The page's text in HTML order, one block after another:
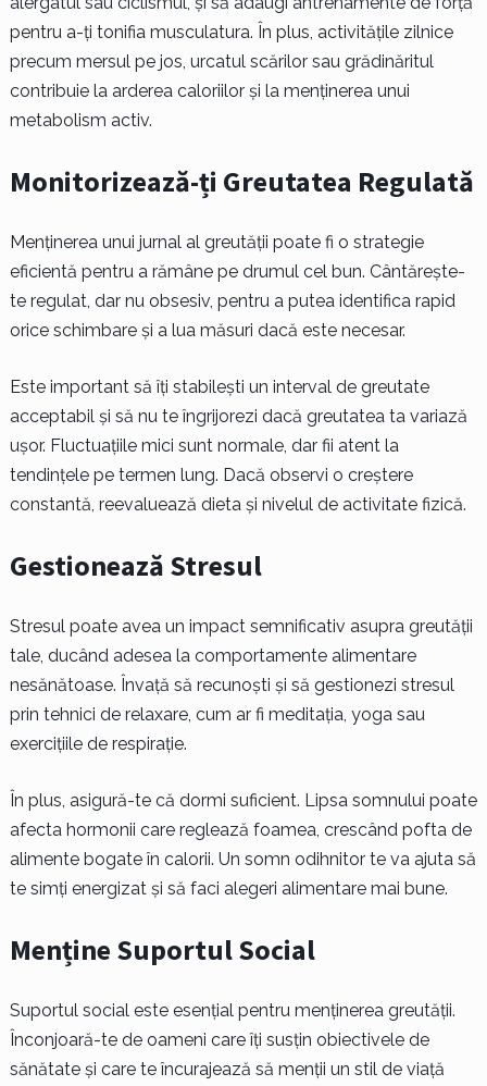
pentru a-ți tonifia musculatura. În plus, activitățile zilnice
precum mersul pe jos, urcatul scărilor sau grădinăritul
contribuie la arderea caloriilor și la menținerea unui
metabolism activ.
Monitorizează-ți Greutatea Regulată
Menținerea unui jurnal al greutății poate fi o strategie
eficientă pentru a rămâne pe drumul cel bun. Cântărește-
te regulat, dar nu obsesiv, pentru a putea identifica rapid
orice schimbare și a lua măsuri dacă este necesar.
Este important să îți stabilești un interval de greutate
acceptabil și să nu te îngrijorezi dacă greutatea ta variază
ușor. Fluctuațiile mici sunt normale, dar fii atent la
tendințele pe termen lung. Dacă observi o creștere
constantă, reevaluează dieta și nivelul de activitate fizică.
Gestionează Stresul
Stresul poate avea un impact semnificativ asupra greutății
tale, ducând adesea la comportamente alimentare
nesănătoase. Învață să recunoști și să gestionezi stresul
prin tehnici de relaxare, cum ar fi meditația, yoga sau
exercițiile de respirație.
În plus, asigură-te că dormi suficient. Lipsa somnului poate
afecta hormonii care reglează foamea, crescând pofta de
alimente bogate în calorii. Un somn odihnitor te va ajuta să
te simți energizat și să faci alegeri alimentare mai bune.
Menține Suportul Social
Suportul social este esențial pentru menținerea greutății.
Înconjoară-te de oameni care îți susțin obiectivele de
sănătate și care te încurajează să menții un stil de viață